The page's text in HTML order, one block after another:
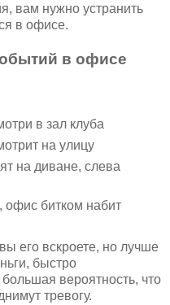
вам нужно устранить
в офисе.
в офисе
в зал клуба
на улицу
на диване, слева
офис битком набит
его вскроете, но лучше
быстро
вероятность, что
тревогу.